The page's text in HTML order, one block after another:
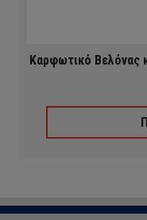
Καρφωτικό Βελόνας